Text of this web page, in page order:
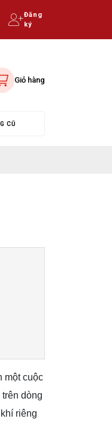
Đăng
ký
Giỏ hàng
CŨ
một cuộc
trên dòng
riêng